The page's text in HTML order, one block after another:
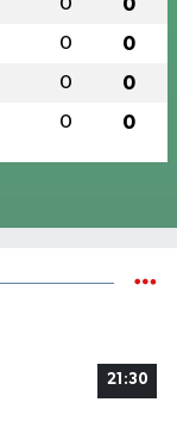
0 0
0 0
0 0
0 0
21:30